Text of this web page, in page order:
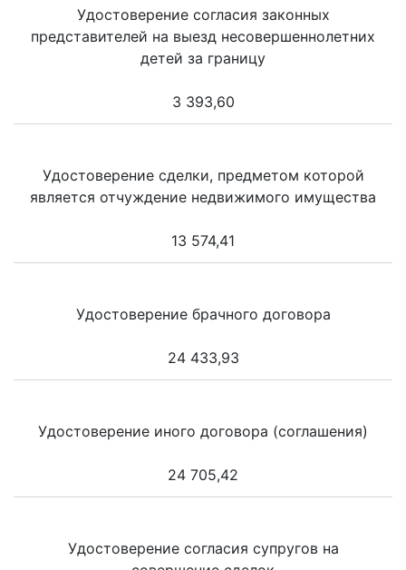
Удостоверение согласия законных
представителей на выезд несовершеннолетних
детей за границу
3 393,60
Удостоверение сделки, предметом которой
является отчуждение недвижимого имущества
13 574,41
Удостоверение брачного договора
24 433,93
Удостоверение иного договора (соглашения)
24 705,42
Удостоверение согласия супругов на